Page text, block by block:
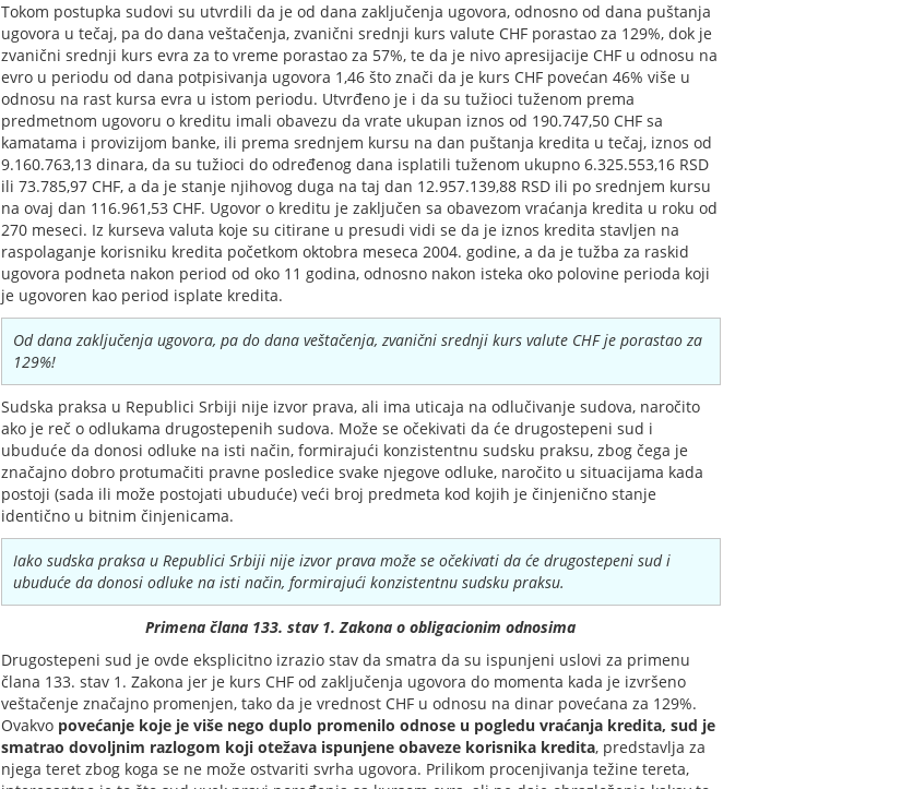
Tokom postupka sudovi su utvrdili da je od dana zaključenja ugovora, odnosno od dana puštanja
ugovora u tečaj, pa do dana veštačenja, zvanični srednji kurs valute CHF porastao za 129%, dok je
zvanični srednji kurs evra za to vreme porastao za 57%, te da je nivo apresijacije CHF u odnosu na
evro u periodu od dana potpisivanja ugovora 1,46 što znači da je kurs CHF povećan 46% više u
odnosu na rast kursa evra u istom periodu. Utvrđeno je i da su tužioci tuženom prema
predmetnom ugovoru o kreditu imali obavezu da vrate ukupan iznos od 190.747,50 CHF sa
kamatama i provizijom banke, ili prema srednjem kursu na dan puštanja kredita u tečaj, iznos od
9.160.763,13 dinara, da su tužioci do određenog dana isplatili tuženom ukupno 6.325.553,16 RSD
ili 73.785,97 CHF, a da je stanje njihovog duga na taj dan 12.957.139,88 RSD ili po srednjem kursu
na ovaj dan 116.961,53 CHF. Ugovor o kreditu je zaključen sa obavezom vraćanja kredita u roku od
270 meseci. Iz kurseva valuta koje su citirane u presudi vidi se da je iznos kredita stavljen na
raspolaganje korisniku kredita početkom oktobra meseca 2004. godine, a da je tužba za raskid
ugovora podneta nakon period od oko 11 godina, odnosno nakon isteka oko polovine perioda koji
je ugovoren kao period isplate kredita.
Od dana zaključenja ugovora, pa do dana veštačenja, zvanični srednji kurs valute CHF je porastao za
129%!
Sudska praksa u Republici Srbiji nije izvor prava, ali ima uticaja na odlučivanje sudova, naročito
ako je reč o odlukama drugostepenih sudova. Može se očekivati da će drugostepeni sud i
ubuduće da donosi odluke na isti način, formirajući konzistentnu sudsku praksu, zbog čega je
značajno dobro protumačiti pravne posledice svake njegove odluke, naročito u situacijama kada
postoji (sada ili može postojati ubuduće) veći broj predmeta kod kojih je činjenično stanje
identično u bitnim činjenicama.
Iako sudska praksa u Republici Srbiji nije izvor prava može se očekivati da će drugostepeni sud i
ubuduće da donosi odluke na isti način, formirajući konzistentnu sudsku praksu.
Primena člana 133. stav 1. Zakona o obligacionim odnosima
Drugostepeni sud je ovde eksplicitno izrazio stav da smatra da su ispunjeni uslovi za primenu
člana 133. stav 1. Zakona jer je kurs CHF od zaključenja ugovora do momenta kada je izvršeno
veštačenje značajno promenjen, tako da je vrednost CHF u odnosu na dinar povećana za 129%.
Ovakvo povećanje koje je više nego duplo promenilo odnose u pogledu vraćanja kredita, sud je
smatrao dovoljnim razlogom koji otežava ispunjene obaveze korisnika kredita, predstavlja za
njega teret zbog koga se ne može ostvariti svrha ugovora. Prilikom procenjivanja težine tereta,